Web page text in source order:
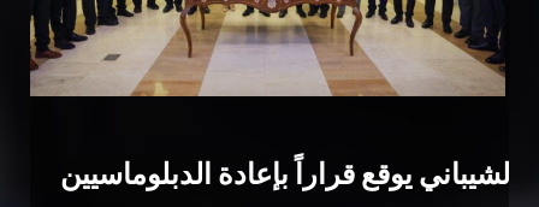
الشيباني يوقع قراراً بإعادة الدبلوماسيين